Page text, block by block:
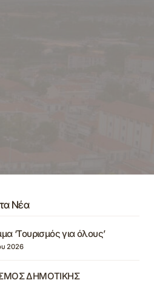
Νέα
‘Τουρισμός για όλους’
2026
ΔΗΜΟΤΙΚΗΣ